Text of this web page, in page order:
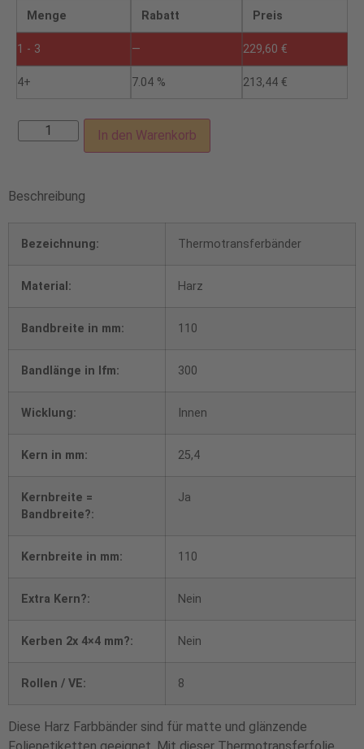
Menge Rabatt Preis
1 - 3 — 229,60 €
4+ 7.04 % 213,44 €
In den Warenkorb
Beschreibung
Bezeichnung: Thermotransferbänder
Material: Harz
Bandbreite in mm: 110
Bandlänge in lfm: 300
Wicklung: Innen
Kern in mm: 25,4
Kernbreite =
Bandbreite?:
Ja
Kernbreite in mm: 110
Extra Kern?: Nein
Kerben 2x 4×4 mm?: Nein
Rollen / VE: 8
Diese Harz Farbbänder sind für matte und glänzende
Folienetiketten geeignet. Mit dieser Thermotransferfolie